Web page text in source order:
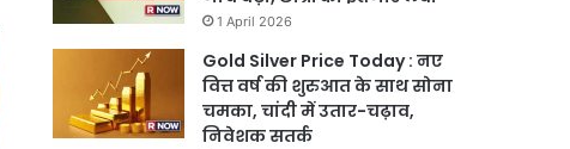
1 April 2026
Gold Silver Price Today : नए
वित्त वर्ष की शुरुआत के साथ सोना
चमका, चांदी में उतार-चढ़ाव,
निवेशक सतर्क